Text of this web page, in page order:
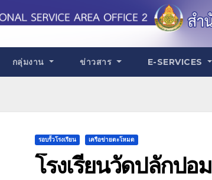
กลุ่มงาน ข่าวสาร E-SERVICES
รอบรั้วโรงเรียน เครือข่ายตะโหมด
โรงเรียนวัดปลักปอม